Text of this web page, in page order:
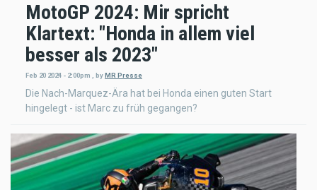
MotoGP 2024: Mir spricht
Klartext: "Honda in allem viel
besser als 2023"
Feb 20 2024 - 2:00pm , by MR Presse
Die Nach-Marquez-Ära hat bei Honda einen guten Start
hingelegt - ist Marc zu früh gegangen?